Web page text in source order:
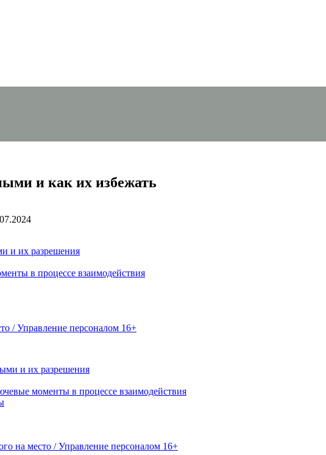
и как их избежать
и их разрешения
в процессе взаимодействия
/ Управление персоналом 16+
и их разрешения
моменты в процессе взаимодействия
на место / Управление персоналом 16+